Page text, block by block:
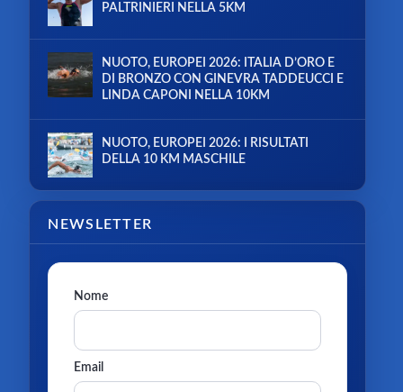
PALTRINIERI NELLA 5KM
NUOTO, EUROPEI 2026: ITALIA D’ORO E
DI BRONZO CON GINEVRA TADDEUCCI E
LINDA CAPONI NELLA 10KM
NUOTO, EUROPEI 2026: I RISULTATI
DELLA 10 KM MASCHILE
NEWSLETTER
Nome
Email